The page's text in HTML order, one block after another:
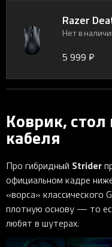
Razer
Нет в
5 999 ₽
Коврик,
кабеля
Про гибридный Strider
официальном кадре
«ворса» классического
плотную основу — то
любят в шутерах.